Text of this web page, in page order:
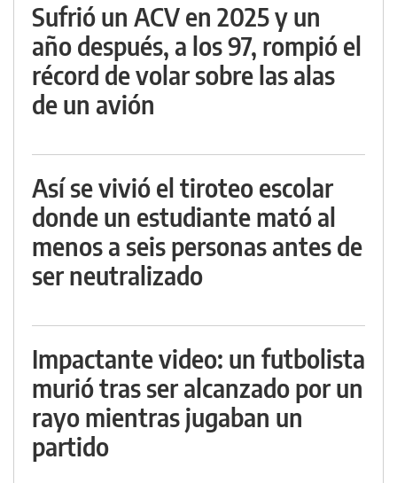
Sufrió un ACV en 2025 y un
año después, a los 97, rompió el
récord de volar sobre las alas
de un avión
Así se vivió el tiroteo escolar
donde un estudiante mató al
menos a seis personas antes de
ser neutralizado
Impactante video: un futbolista
murió tras ser alcanzado por un
rayo mientras jugaban un
partido